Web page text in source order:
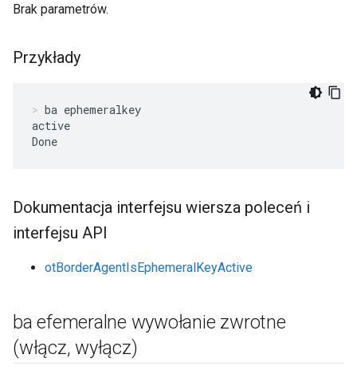
Brak parametrów.
Przykłady
ba ephemeralkey
active
Done
Dokumentacja interfejsu wiersza poleceń i
interfejsu API
otBorderAgentIsEphemeralKeyActive
ba efemeralne wywołanie zwrotne
(włącz, wyłącz)